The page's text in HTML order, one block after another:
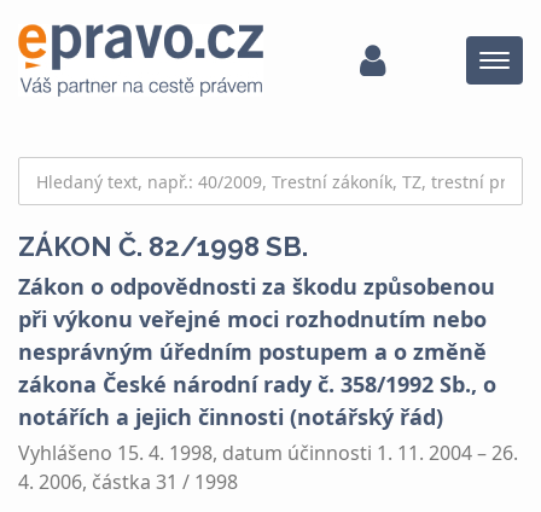
Menu
ZÁKON Č. 82/1998 SB.
Zákon o odpovědnosti za škodu způsobenou
při výkonu veřejné moci rozhodnutím nebo
nesprávným úředním postupem a o změně
zákona České národní rady č. 358/1992 Sb., o
notářích a jejich činnosti (notářský řád)
Vyhlášeno 15. 4. 1998, datum účinnosti 1. 11. 2004 – 26.
4. 2006, částka 31 / 1998